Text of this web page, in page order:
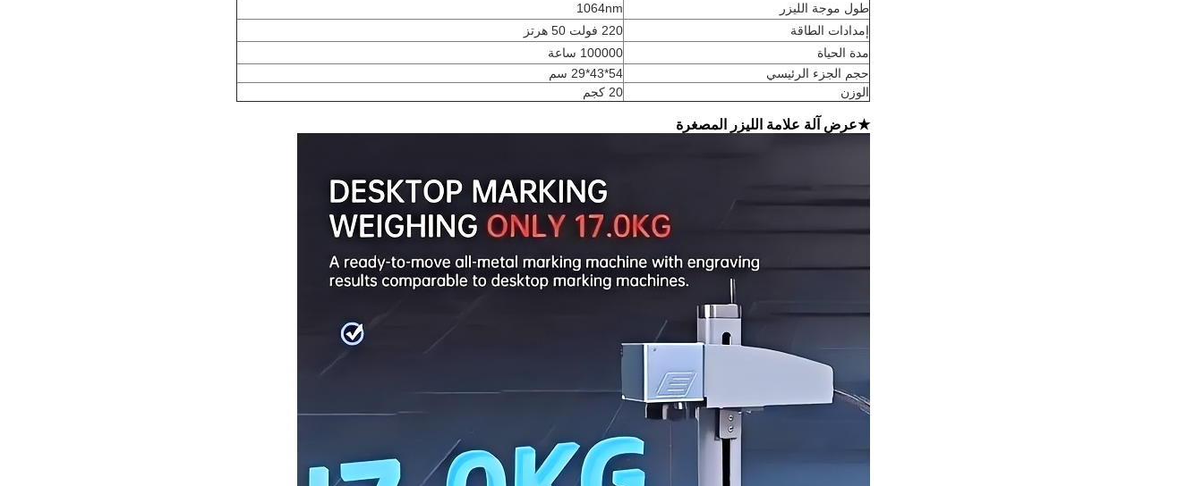
طول موجة الليزر
1064nm
إمدادات الطاقة
220 فولت 50 هرتز
مدة الحياة
100000 ساعة
حجم الجزء الرئيسي
54*43*29 سم
الوزن
20 كجم
★عرض آلة علامة الليزر المصغرة